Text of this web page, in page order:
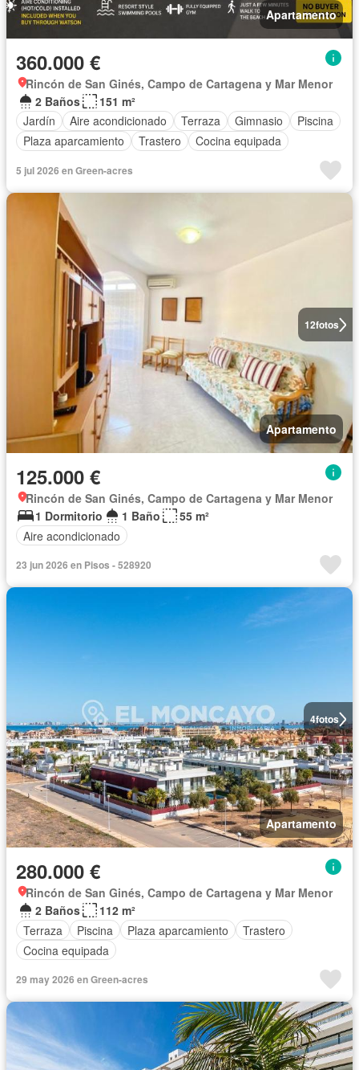
Apartamento
360.000 €
Rincón de San Ginés, Campo de Cartagena y Mar Menor
2 Baños
151 m²
Jardín
Aire acondicionado Terraza Gimnasio
Piscina
Plaza aparcamiento
Trastero Cocina equipada
5 jul 2026 en Green-acres
12fotos
Apartamento
125.000 €
Rincón de San Ginés, Campo de Cartagena y Mar Menor
1 Dormitorio
1 Baño
55 m²
Aire acondicionado
23 jun 2026 en Pisos - 528920
4fotos
Apartamento
280.000 €
Rincón de San Ginés, Campo de Cartagena y Mar Menor
2 Baños
112 m²
Terraza
Piscina Plaza aparcamiento
Trastero
Cocina equipada
29 may 2026 en Green-acres